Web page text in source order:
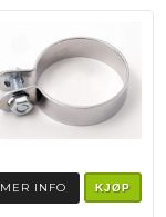
MER INFO KJØP